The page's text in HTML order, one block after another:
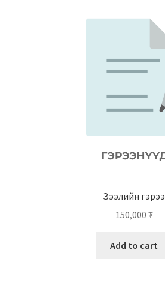
Зээлийн гэрээ
150,000 ₮
Add to cart